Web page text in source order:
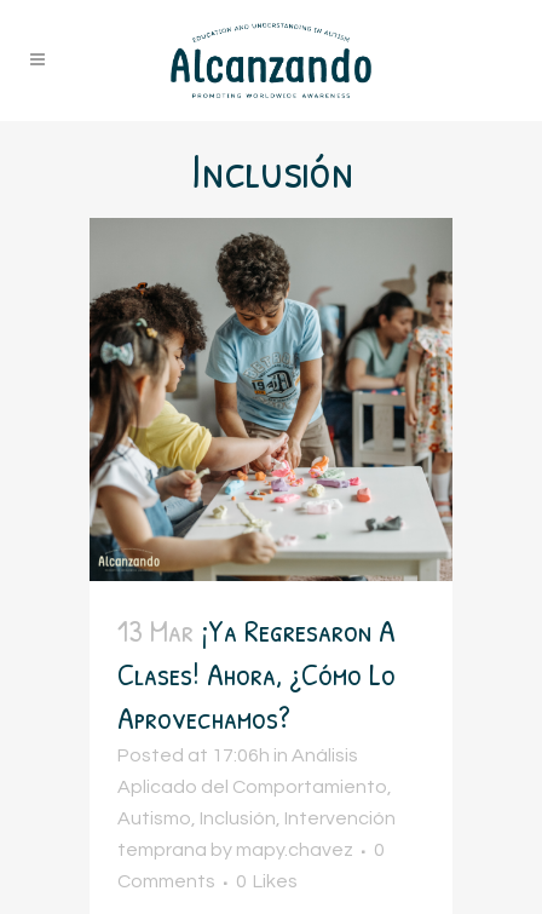
Inclusión
13 Mar ¡Ya Regresaron A
Clases! Ahora, ¿cómo Lo
Aprovechamos?
Posted at 17:06h in Análisis
Aplicado del Comportamiento
Autismo Inclusión Intervención
temprana by mapy.chavez
0
Comments
0 Likes